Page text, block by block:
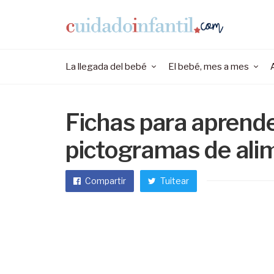
La llegada del bebé El bebé, mes a mes
Fichas para
pictogramas de
Compartir Tuitear